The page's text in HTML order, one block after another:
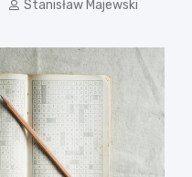
Stanisław Majewski